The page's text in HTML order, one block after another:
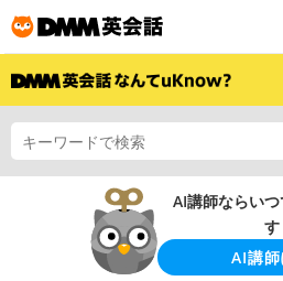
AI講師ならい
す
AI講師